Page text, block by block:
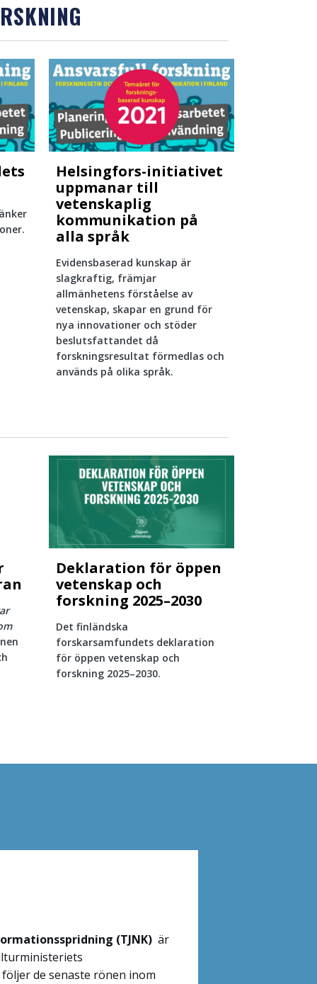
Helsingfors-initiativet
uppmanar till
vetenskaplig
kommunikation på
alla språk
Evidensbaserad kunskap är
slagkraftig, främjar
allmänhetens förståelse av
vetenskap, skapar en grund för
nya innovationer och stöder
beslutsfattandet då
forskningsresultat förmedlas och
används på olika språk.
Deklaration för öppen
vetenskap och
forskning 2025–2030
Det finländska
forskarsamfundets deklaration
för öppen vetenskap och
forskning 2025–2030.
(TJNK) är
de senaste rönen inom